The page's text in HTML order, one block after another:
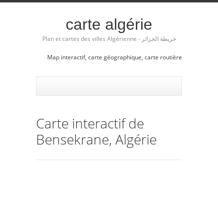
carte algérie
Plan et cartes des villes Algérienne - خريطة الجزائر
Map interactif, carte géographique, carte routière
Carte interactif de
Bensekrane, Algérie